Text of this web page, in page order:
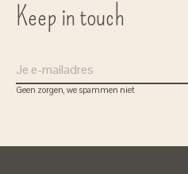
Keep in touch
Geen zorgen, we spammen niet